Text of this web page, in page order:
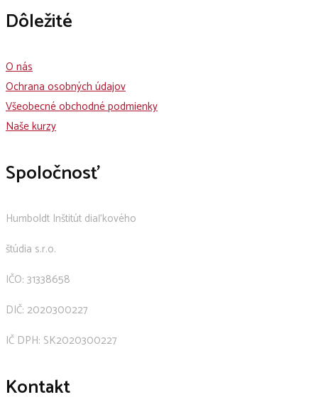
Dôležité
O nás
Ochrana osobných údajov
Všeobecné obchodné podmienky
Naše kurzy
Spoločnosť
Humboldt Inštitút diaľkového
štúdia s.r.o.
IČO: 31338658
DIČ: 2020300227
IČ DPH: SK2020300227
Kontakt